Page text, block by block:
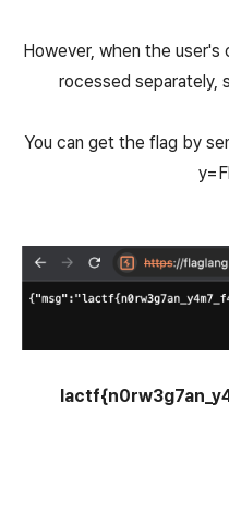
However, when the user's
rocessed separately,
You can get the flag by